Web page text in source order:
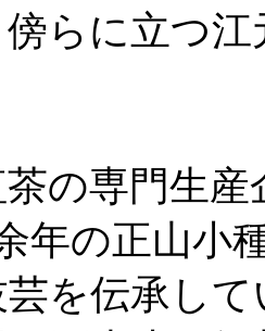
らに立つ江
の専門生産
年の正山小
を伝承して